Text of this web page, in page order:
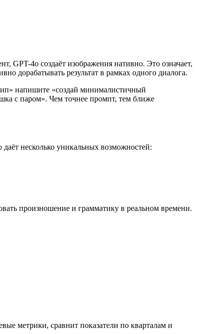
GPT-4o создаёт изображения нативно. Это означает,
дорабатывать результат в рамках одного диалога.
напишите «создай минималистичный
с паром». Чем точнее промпт, тем ближе
несколько уникальных возможностей:
произношение и грамматику в реальном времени.
метрики, сравнит показатели по кварталам и